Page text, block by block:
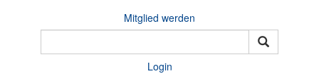
Mitglied werden
Login